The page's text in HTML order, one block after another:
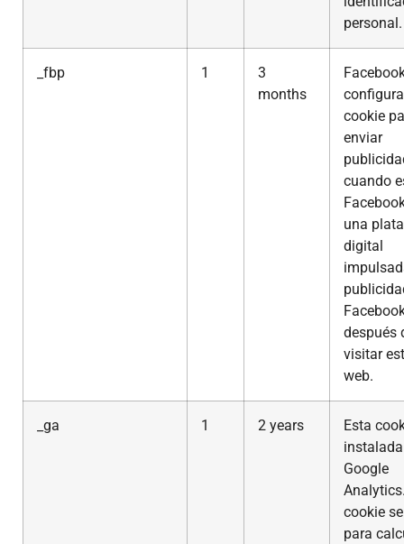
personal.
_fbp 1
3
months
cookie
enviar
cuando
una
digital
después
visitar
web.
_ga 1 2 years
Esta
Google
cookie
para